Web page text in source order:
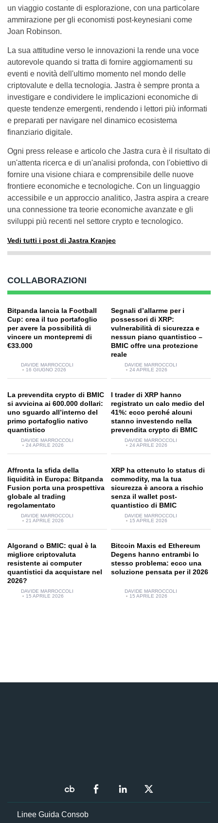
un viaggio costante di esplorazione, con una particolare
ammirazione per gli economisti post-keynesiani come
Joan Robinson.
La sua attitudine verso le innovazioni la rende una voce
autorevole quando si tratta di fornire aggiornamenti su
eventi e novità dell'ultimo momento nel mondo delle
criptovalute e della tecnologia. Jastra è sempre pronta a
investigare e condividere le implicazioni economiche di
queste tendenze emergenti, rendendo i lettori più informati
e preparati per navigare nel dinamico ecosistema
finanziario digitale.
Ogni press release e articolo che Jastra cura è il risultato di
un'attenta ricerca e di un'analisi profonda, con l'obiettivo di
fornire una visione chiara e comprensibile delle nuove
frontiere economiche e tecnologiche. Con un linguaggio
accessibile e un approccio analitico, Jastra aspira a creare
una connessione tra teorie economiche avanzate e gli
sviluppi più recenti nel settore crypto e tecnologico.
Vedi tutti i post di Jastra Kranjec
COLLABORAZIONI
Bitpanda lancia la Football
Cup: crea il tuo portafoglio
per avere la possibilità di
vincere un montepremi di
€33.000
DAVIDE MARROCCOLI
16 GIUGNO 2026
Segnali d’allarme per i
possessori di XRP:
vulnerabilità di sicurezza e
nessun piano quantistico –
BMIC offre una protezione
reale
DAVIDE MARROCCOLI
24 APRILE 2026
La prevendita crypto di BMIC
si avvicina ai 600.000 dollari:
uno sguardo all’interno del
primo portafoglio nativo
quantistico
DAVIDE MARROCCOLI
24 APRILE 2026
I trader di XRP hanno
registrato un calo medio del
41%: ecco perché alcuni
stanno investendo nella
prevendita crypto di BMIC
DAVIDE MARROCCOLI
24 APRILE 2026
Affronta la sfida della
liquidità in Europa: Bitpanda
Fusion porta una prospettiva
globale al trading
regolamentato
DAVIDE MARROCCOLI
21 APRILE 2026
XRP ha ottenuto lo status di
commodity, ma la tua
sicurezza è ancora a rischio
senza il wallet post-
quantistico di BMIC
DAVIDE MARROCCOLI
15 APRILE 2026
Algorand o BMIC: qual è la
migliore criptovaluta
resistente ai computer
quantistici da acquistare nel
2026?
DAVIDE MARROCCOLI
15 APRILE 2026
Bitcoin Maxis ed Ethereum
Degens hanno entrambi lo
stesso problema: ecco una
soluzione pensata per il 2026
DAVIDE MARROCCOLI
15 APRILE 2026
Linee Guida Consob